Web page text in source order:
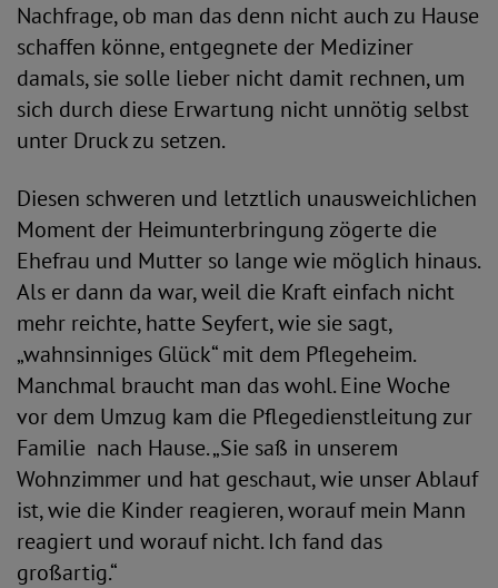
Nachfrage, ob man das denn nicht auch zu Hause
schaffen könne, entgegnete der Mediziner
damals, sie solle lieber nicht damit rechnen, um
sich durch diese Erwartung nicht unnötig selbst
unter Druck zu setzen.
Diesen schweren und letztlich unausweichlichen
Moment der Heimunterbringung zögerte die
Ehefrau und Mutter so lange wie möglich hinaus.
Als er dann da war, weil die Kraft einfach nicht
mehr reichte, hatte Seyfert, wie sie sagt,
„wahnsinniges Glück“ mit dem Pflegeheim.
Manchmal braucht man das wohl. Eine Woche
vor dem Umzug kam die Pflegedienstleitung zur
Familie nach Hause. „Sie saß in unserem
Wohnzimmer und hat geschaut, wie unser Ablauf
ist, wie die Kinder reagieren, worauf mein Mann
reagiert und worauf nicht. Ich fand das
großartig.“